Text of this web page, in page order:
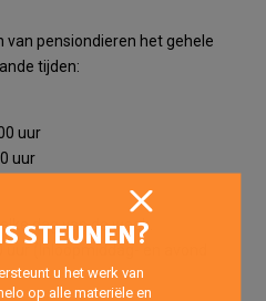
van pensiondieren het gehele
tijden:
uur
uur
dag van de week.
uur (Inloopmiddag- en avond
STEUNEN?
u het werk van
op alle materiële en